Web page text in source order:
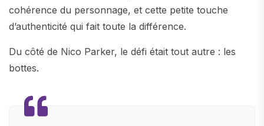
cohérence du personnage, et cette petite touche
d’authenticité qui fait toute la différence.
Du côté de Nico Parker, le défi était tout autre : les
bottes.